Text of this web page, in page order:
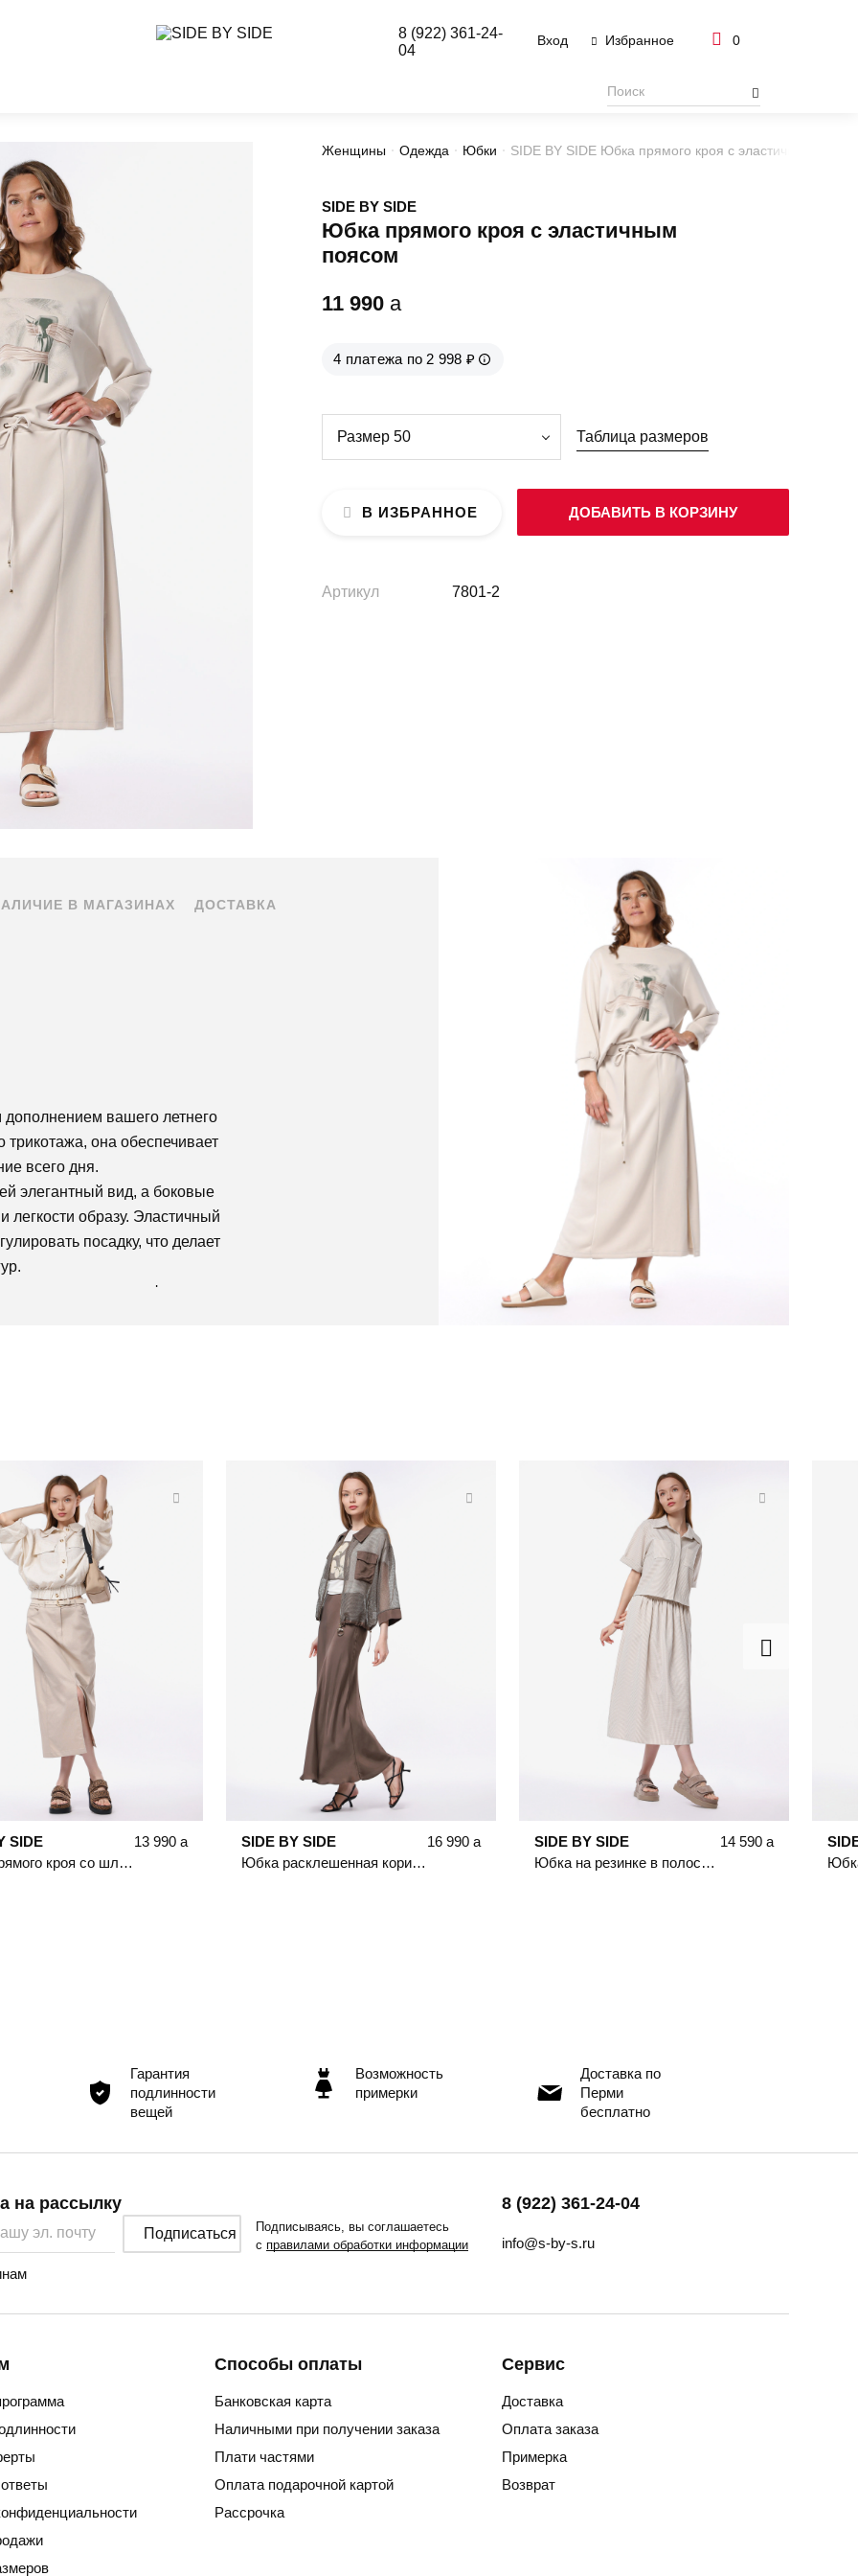
Вход Избранное 0
8 (922) 361-24-
04
Женщины Одежда Юбки SIDE BY SIDE Юбка прямого кроя с эластичным
SIDE BY SIDE
Юбка прямого кроя с эластичным
поясом
11 990 a
4 платежа по 2 998 ₽
Размер 50 Таблица размеров
В ИЗБРАННОЕ ДОБАВИТЬ В КОРЗИНУ
Артикул 7801-2
В МАГАЗИНАХ ДОСТАВКА
вашего летнего
трикотажа, она обеспечивает
всего дня.
элегантный вид, а боковые
легкости образу. Эластичный
посадку, что делает
так и для офисных
SIDE
Юбка прямого кроя со шлицей спереди
13 990 a
SIDE BY SIDE
Юбка расклешенная коричневого цвета
16 990 a
SIDE BY SIDE
Юбка на резинке в полоску бежевого цвета
14 590 a
Гарантия
подлинности
вещей
Возможность
примерки
Доставка по
Перми
бесплатно
8 (922) 361-24-04
info@s-by-s.ru
на рассылку
Подписаться
Подписываясь, вы соглашаетесь
с правилами обработки информации
Способы оплаты
Банковская карта
Наличными при получении заказа
Плати частями
Оплата подарочной картой
Рассрочка
Сервис
Доставка
Оплата заказа
Примерка
Возврат